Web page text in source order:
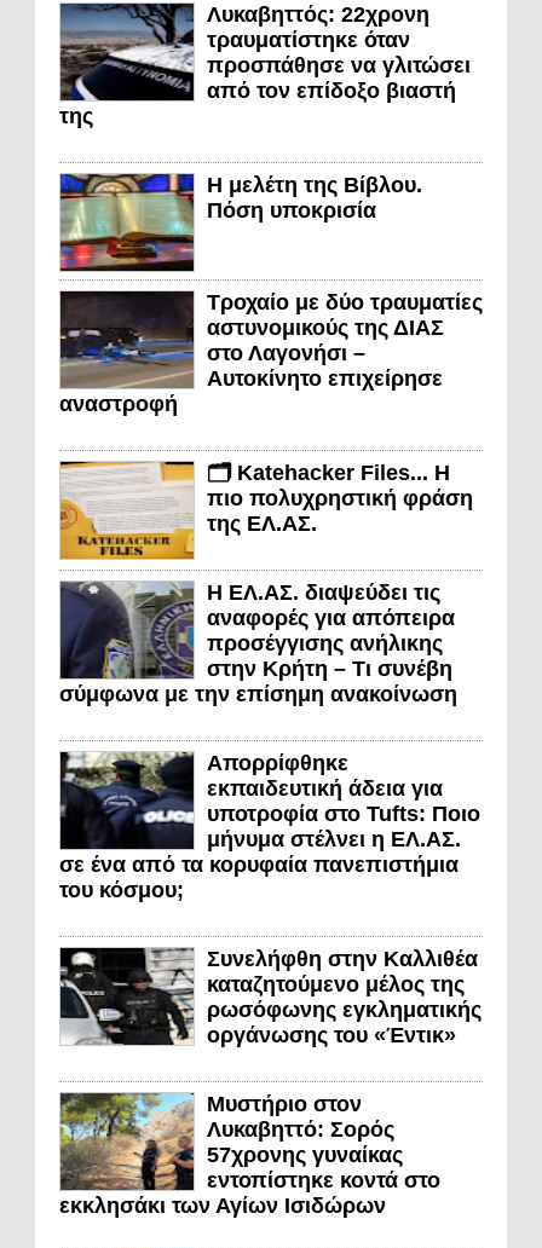
Λυκαβηττός: 22χρονη
τραυματίστηκε όταν
προσπάθησε να γλιτώσει
από τον επίδοξο βιαστή
της
Η μελέτη της Βίβλου.
Πόση υποκρισία
Τροχαίο με δύο τραυματίες
αστυνομικούς της ΔΙΑΣ
στο Λαγονήσι –
Αυτοκίνητο επιχείρησε
αναστροφή
🗂️ Katehacker Files... Η
πιο πολυχρηστική φράση
της ΕΛ.ΑΣ.
Η ΕΛ.ΑΣ. διαψεύδει τις
αναφορές για απόπειρα
προσέγγισης ανήλικης
στην Κρήτη – Τι συνέβη
σύμφωνα με την επίσημη ανακοίνωση
Απορρίφθηκε
εκπαιδευτική άδεια για
υποτροφία στο Tufts: Ποιο
μήνυμα στέλνει η ΕΛ.ΑΣ.
σε ένα από τα κορυφαία πανεπιστήμια
του κόσμου;
Συνελήφθη στην Καλλιθέα
καταζητούμενο μέλος της
ρωσόφωνης εγκληματικής
οργάνωσης του «Έντικ»
Μυστήριο στον
Λυκαβηττό: Σορός
57χρονης γυναίκας
εντοπίστηκε κοντά στο
εκκλησάκι των Αγίων Ισιδώρων